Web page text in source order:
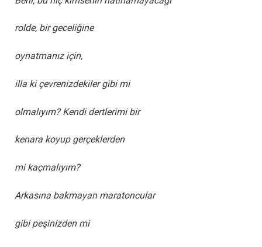
rolde, bir geceliğine
oynatmanız için,
illa ki çevrenizdekiler gibi mi
olmalıyım? Kendi dertlerimi bir
kenara koyup gerçeklerden
mi kaçmalıyım?
Arkasına bakmayan maratoncular
gibi peşinizden mi